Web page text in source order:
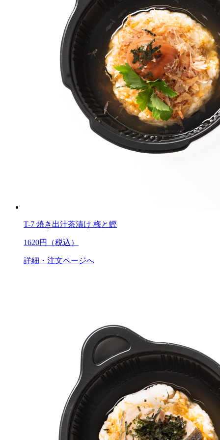
T-7 焼き出汁茶漬け 梅と鰹
1620円（税込）
詳細・注文ページへ